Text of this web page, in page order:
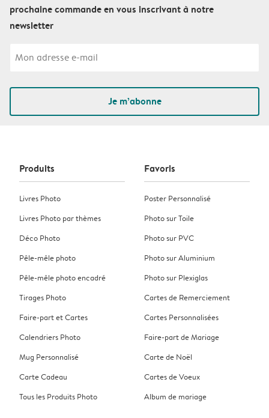
prochaine commande en vous inscrivant à notre
newsletter
Je m’abonne
Produits
Livres Photo
Livres Photo par thèmes
Déco Photo
Pêle-mêle photo
Pêle-mêle photo encadré
Tirages Photo
Faire-part et Cartes
Calendriers Photo
Mug Personnalisé
Carte Cadeau
Tous les Produits Photo
Favoris
Poster Personnalisé
Photo sur Toile
Photo sur PVC
Photo sur Aluminium
Photo sur Plexiglas
Cartes de Remerciement
Cartes Personnalisées
Faire-part de Mariage
Carte de Noël
Cartes de Voeux
Album de mariage